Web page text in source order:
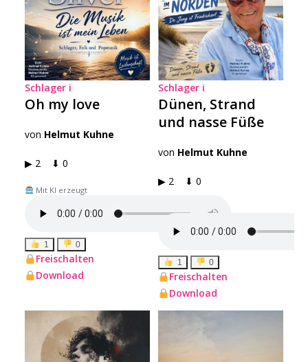
Schlager i
Oh my love
von Helmut Kuhne
▶ 2 ⬇ 0
Mit KI erzeugt
1 0
Freischalten
Download
Schlager i
Dünen, Strand
und nasse Füße
von Helmut Kuhne
▶ 2 ⬇ 0
Mit KI erzeugt
1 0
Freischalten
Download